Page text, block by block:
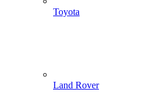
Toyota
Land Rover